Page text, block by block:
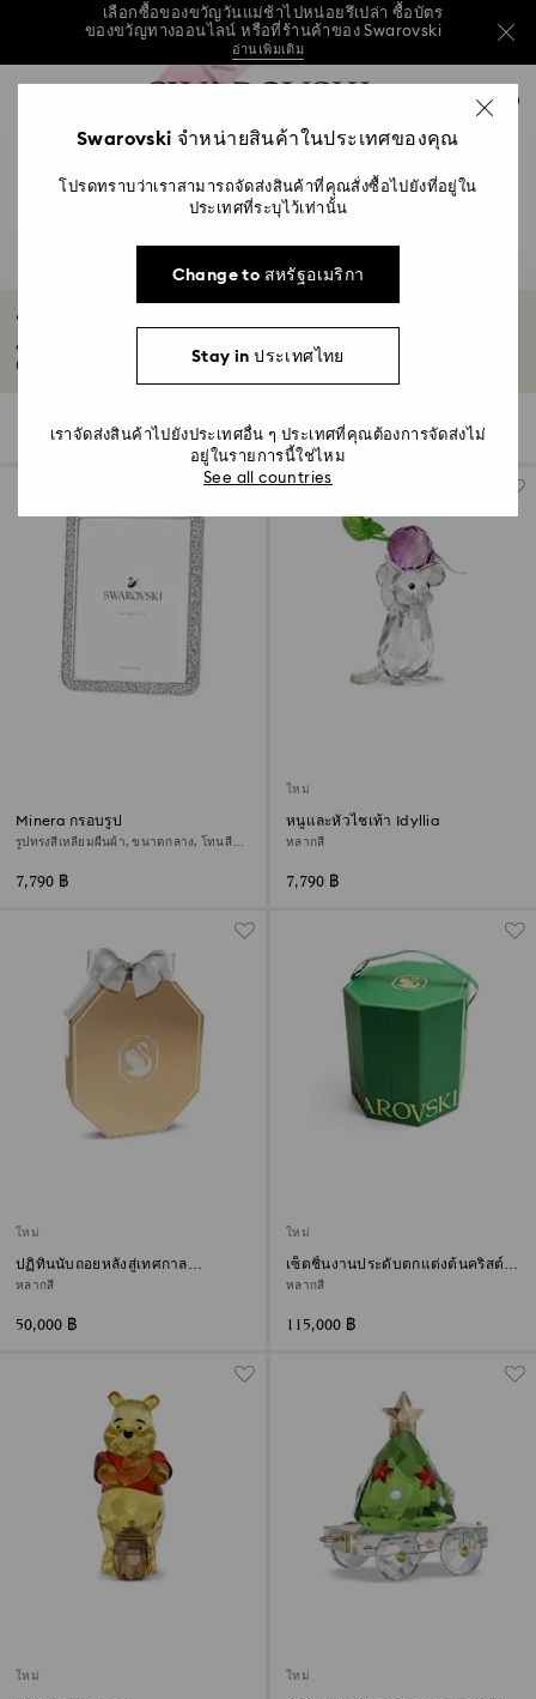
วันแม่ปีนี้ รับฟรี! กระเป๋าสะพายไหล่สีฟ้าที่ใช้งานได้
หลากหลาย เมื่อมียอดซื้อครบ 7,800 บาทขึ้นไป*
ซื้อเลย
เลือกซื้อของขวัญวันแม่ช้าไปหน่อยรึเปล่า ซื้อบัตร
วันแม่ปีนี้ รับฟรี! กระเป๋าสะพายไหล่สีฟ้าที่ใช้งานได้
ซื้อเลย
เลือกซื้อของขวัญวันแม่ช้าไปหน่อยรึเปล่า ซื้อบัตร
อ่านเพิ่มเติม
0 - หัวข้อ
4 - ผลลัพธ์จากการค้นหา
ของขวัญขึ้นบ้านใหม่และของขวัญแต่งบ้าน
ของแต่งบ้านที่มีรสนิยมช่วยให้บ้านรู้สึกอบอุ่นได้อย่างแท้จริง เลือกของขวัญที่เป็นของ
ตกแต่งบ้านอันสง่างามได้จากชุดไอเทมที่ดูมีชีวิตชีวาของเรา...
105 ผลลัพธ์ ตัวกรอง
ตัว
กรอง
เรียงตาม
เรียง
Minera กรอบรูป
รูปทรงสี่เหลี่ยมผืนผ้า, ขนาดกลาง, โทนสี
7,790 ฿
ใหม่
หนูและหัวไชเท้า Idyllia
หลากสี
7,790 ฿
ใหม่
ปฏิทินนับถอยหลังสู่เทศกาล
คริสต์มาส Annual Edition ประจำปี
หลากสี
50,000 ฿
ใหม่
เซ็ตชิ้นงานประดับตกแต่งต้นคริสต์
มาสต์ Holiday Magic Classics
หลากสี
115,000 ฿
ใหม่ ใหม่
Swarovski จำหน่ายสินค้าในประเทศของคุณ
โปรดทราบว่าเราสามารถจัดส่งสินค้าที่คุณสั่งซื้อไปยังที่อยู่ใน
ประเทศที่ระบุไว้เท่านั้น
Change to สหรัฐอเมริกา
Stay in ประเทศไทย
เราจัดส่งสินค้าไปยังประเทศอื่น ๆ ประเทศที่คุณต้องการจัดส่งไม่
อยู่ในรายการนี้ใช่ไหม
See all countries